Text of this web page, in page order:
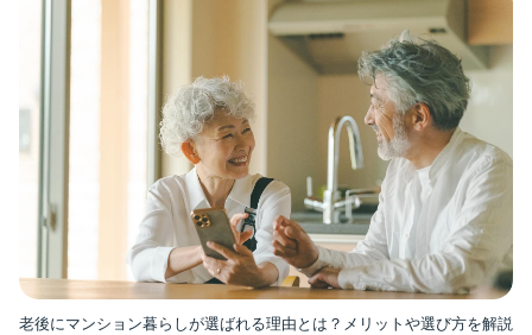
老後にマンション暮らしが選ばれる理由とは？メリットや選び方を解説